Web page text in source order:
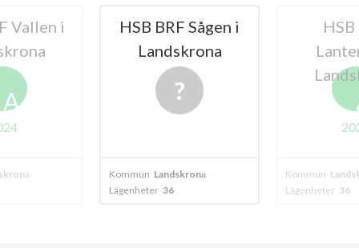
Sågen i
HSB BRF
Lanternan i
Landskrona
A
Kommun Landskrona
Lägenheter 36
BRF
Kommun
Lägenheter 3